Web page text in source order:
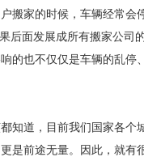
搬家的时候，车辆经常
后面发展成所有搬家公
的也不仅仅是车辆的乱
知道，目前我们国家各
是前途无量。因此，就